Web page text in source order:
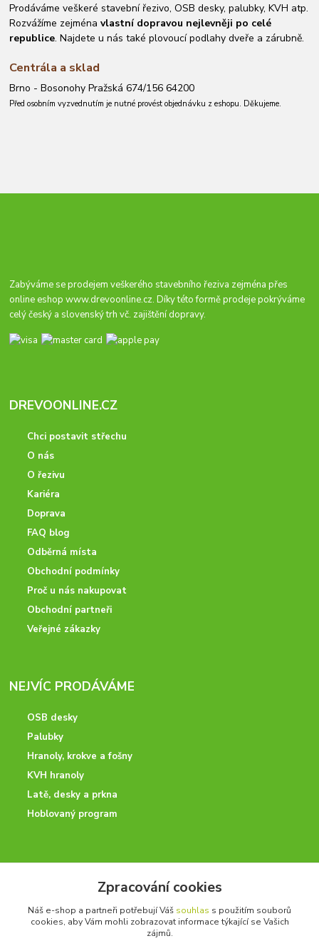
Prodáváme veškeré stavební řezivo, OSB desky, palubky, KVH atp.
Rozvážíme zejménavlastní dopravou nejlevněji po celé
republice. Najdete u nás také plovoucí podlahy dveře a zárubně.
Centrála a sklad
Brno - Bosonohy Pražská 674/156 64200
Před osobním vyzvednutím je nutné provést objednávku z eshopu. Děkujeme.
Zabýváme se prodejem veškerého stavebního řeziva zejména přes
online eshopwww.drevoonline.cz. Díky této formě prodeje pokrýváme
celý český a slovenský trh vč. zajištění dopravy.
DREVOONLINE.CZ
Chci postavit střechu
O nás
O řezivu
Kariéra
Doprava
FAQ blog
Odběrná místa
Obchodní podmínky
Proč u nás nakupovat
Obchodní partneři
Veřejné zákazky
NEJVÍC PRODÁVÁME
OSB desky
Palubky
Hranoly, krokve a fošny
KVH hranoly
Latě, desky a prkna
Hoblovaný program
Potřebujete poradit? Neváhejte nás kontaktovat.
+420 728 600 625
po - pá 7:00 - 15:00
Zpracování cookies
Náš e-shop a partneři potřebují Váš souhlas s použitím souborů
cookies, aby Vám mohli zobrazovat informace týkající se Vašich
zájmů.